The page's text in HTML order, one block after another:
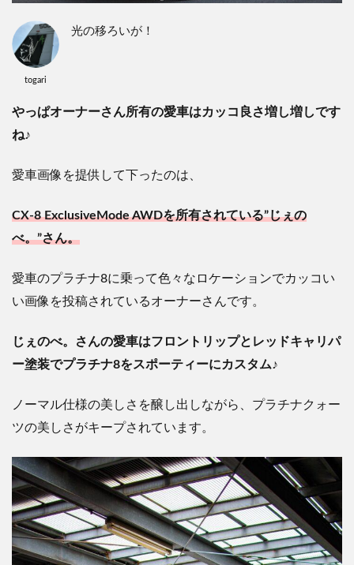
togari
光の移ろいが！
やっぱオーナーさん所有の愛車はカッコ良さ増し増しです
ね♪
愛車画像を提供して下ったのは、
CX-8 ExclusiveMode AWDを所有されている”じぇの
べ。”さん。
愛車のプラチナ8に乗って色々なロケーションでカッコい
い画像を投稿されているオーナーさんです。
じぇのべ。さんの愛車はフロントリップとレッドキャリパ
ー塗装でプラチナ8をスポーティーにカスタム♪
ノーマル仕様の美しさを醸し出しながら、プラチナクォー
ツの美しさがキープされています。